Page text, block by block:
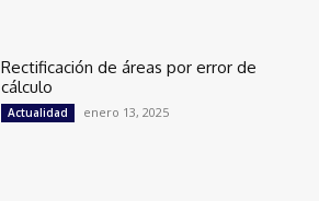
Rectificación de áreas por error de
cálculo
Actualidad enero 13, 2025